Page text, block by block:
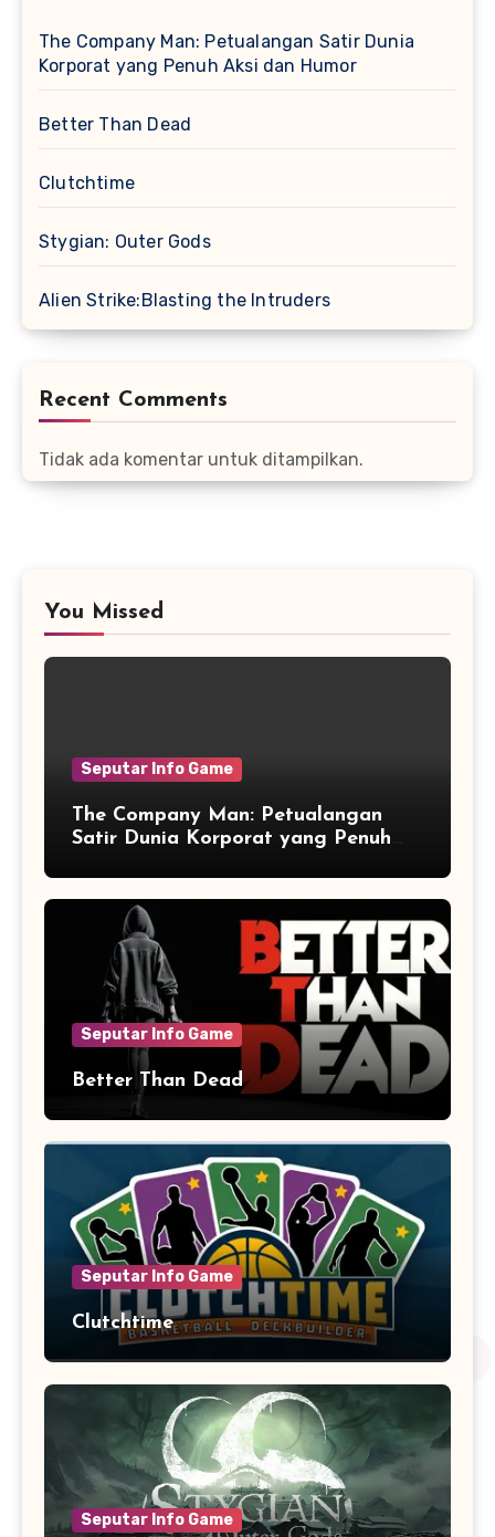
The Company Man: Petualangan Satir Dunia
Korporat yang Penuh Aksi dan Humor
Better Than Dead
Clutchtime
Stygian: Outer Gods
Alien Strike:Blasting the Intruders
Recent Comments
Tidak ada komentar untuk ditampilkan.
You Missed
Seputar Info Game
The Company Man: Petualangan
Satir Dunia Korporat yang Penuh
Seputar Info Game
Better Than Dead
Seputar Info Game
Clutchtime
Seputar Info Game